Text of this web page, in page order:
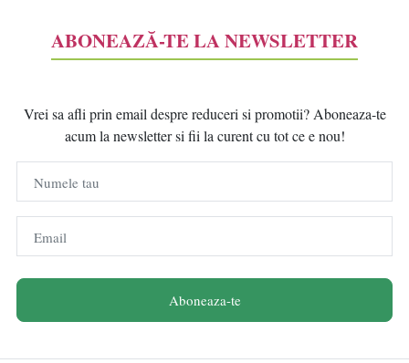
ABONEAZĂ-TE LA NEWSLETTER
Vrei sa afli prin email despre reduceri si promotii? Aboneaza-te
acum la newsletter si fii la curent cu tot ce e nou!
Numele tau
Email
Aboneaza-te